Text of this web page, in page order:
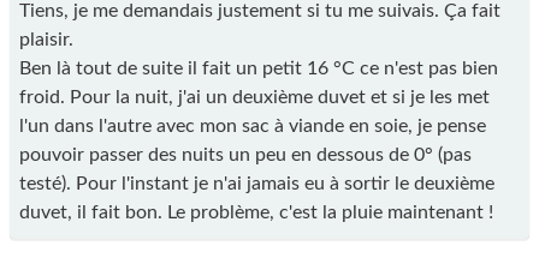
Tiens, je me demandais justement si tu me suivais. Ça fait
plaisir.
Ben là tout de suite il fait un petit 16 °C ce n'est pas bien
froid. Pour la nuit, j'ai un deuxième duvet et si je les met
l'un dans l'autre avec mon sac à viande en soie, je pense
pouvoir passer des nuits un peu en dessous de 0° (pas
testé). Pour l'instant je n'ai jamais eu à sortir le deuxième
duvet, il fait bon. Le problème, c'est la pluie maintenant !